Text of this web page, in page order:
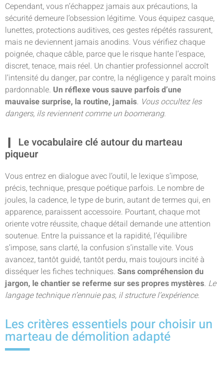
Cependant, vous n’échappez jamais aux précautions, la
sécurité demeure l’obsession légitime. Vous équipez casque,
lunettes, protections auditives, ces gestes répétés rassurent,
mais ne deviennent jamais anodins. Vous vérifiez chaque
poignée, chaque câble, parce que le risque hante l’espace,
discret, tenace, mais réel. Un chantier professionnel accroît
l’intensité du danger, par contre, la négligence y paraît moins
pardonnable. Un réflexe vous sauve parfois d’une
mauvaise surprise, la routine, jamais. Vous occultez les
dangers, ils reviennent comme un boomerang.
Le vocabulaire clé autour du marteau
piqueur
Vous entrez en dialogue avec l’outil, le lexique s’impose,
précis, technique, presque poétique parfois. Le nombre de
joules, la cadence, le type de burin, autant de termes qui, en
apparence, paraissent accessoire. Pourtant, chaque mot
oriente votre réussite, chaque détail demande une attention
soutenue. Entre la puissance et la rapidité, l’équilibre
s’impose, sans clarté, la confusion s’installe vite. Vous
avancez, tantôt guidé, tantôt perdu, mais toujours incité à
disséquer les fiches techniques. Sans compréhension du
jargon, le chantier se referme sur ses propres mystères. Le
langage technique n’ennuie pas, il structure l’expérience.
Les critères essentiels pour choisir un
marteau de démolition adapté